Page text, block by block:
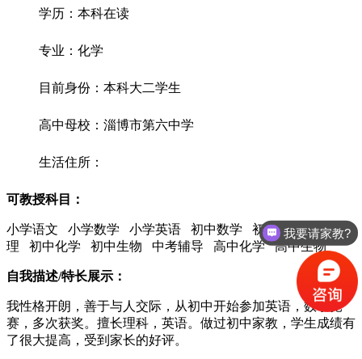
学历：本科在读
专业：化学
目前身份：本科大二学生
高中母校：淄博市第六中学
生活住所：
可教授科目：
小学语文 小学数学 小学英语 初中数学 初中英语 初中物
理 初中化学 初中生物 中考辅导 高中化学 高中生物
自我描述/特长展示：
我性格开朗，善于与人交际，从初中开始参加英语，数学竞
赛，多次获奖。擅长理科，英语。做过初中家教，学生成绩有
了很大提高，受到家长的好评。
我要请家教?